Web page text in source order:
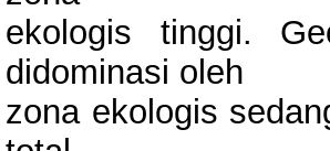
ekologis tinggi.
didominasi oleh
zona ekologis